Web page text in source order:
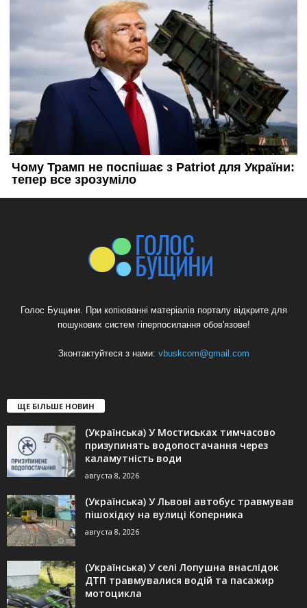
Голос Бущини. При копіюванні матеріалів порталу відкрите для
пошукових систем гіперпосилання обов'язове!
Зконтактуйтеся з нами: vbuskcom@gmail.com
ЩЕ БІЛЬШЕ НОВИН
(Українська) У Мостиськах тимчасово
призупинять водопостачання через
каламутність води
августа 8, 2026
(Українська) У Львові автобус травмував
пішохідку на вулиці Коперника
августа 8, 2026
(Українська) У селі Лопушна внаслідок
ДТП травмувалися водій та пасажир
мотоцикла